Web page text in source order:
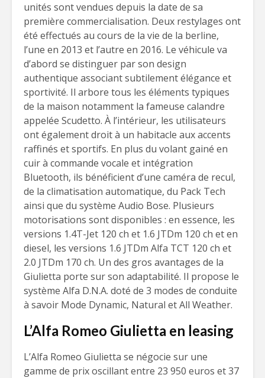
unités sont vendues depuis la date de sa
première commercialisation. Deux restylages ont
été effectués au cours de la vie de la berline,
l’une en 2013 et l’autre en 2016. Le véhicule va
d’abord se distinguer par son design
authentique associant subtilement élégance et
sportivité. Il arbore tous les éléments typiques
de la maison notamment la fameuse calandre
appelée Scudetto. À l’intérieur, les utilisateurs
ont également droit à un habitacle aux accents
raffinés et sportifs. En plus du volant gainé en
cuir à commande vocale et intégration
Bluetooth, ils bénéficient d’une caméra de recul,
de la climatisation automatique, du Pack Tech
ainsi que du système Audio Bose. Plusieurs
motorisations sont disponibles : en essence, les
versions 1.4T-Jet 120 ch et 1.6 JTDm 120 ch et en
diesel, les versions 1.6 JTDm Alfa TCT 120 ch et
2.0 JTDm 170 ch. Un des gros avantages de la
Giulietta porte sur son adaptabilité. Il propose le
système Alfa D.N.A. doté de 3 modes de conduite
à savoir Mode Dynamic, Natural et All Weather.
L’Alfa Romeo Giulietta en leasing
L’Alfa Romeo Giulietta se négocie sur une
gamme de prix oscillant entre 23 950 euros et 37